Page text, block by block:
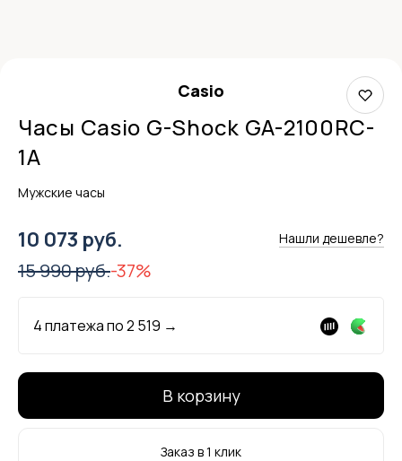
Casio
Часы Casio G-Shock GA-2100RC-
1A
Мужские часы
10 073 руб. Нашли дешевле?
15 990 руб.-37%
4 платежа по2 519 →
В корзину
Заказ в 1 клик